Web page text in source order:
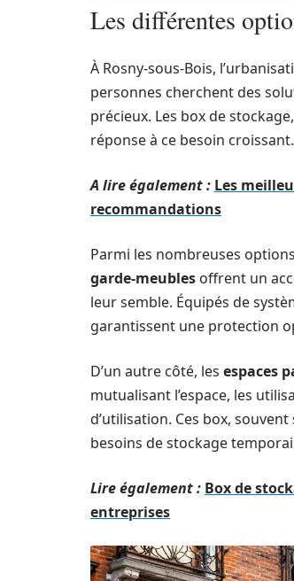
Les différentes
À Rosny-sous-Bois,
personnes cherchent des
précieux. Les box de
réponse à ce besoin croissant.
A lire également : Les
recommandations
Parmi les nombreuses
garde-meubles offrent un
leur semble. Équipés de
garantissent une protection
D’un autre côté, les espaces
mutualisant l’espace, les
d’utilisation. Ces box,
besoins de stockage
Lire également : Box de
entreprises